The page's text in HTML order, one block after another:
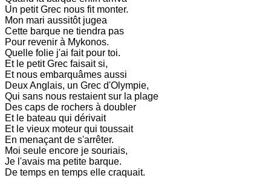
Un petit Grec nous fit monter.
Mon mari aussitôt jugea
Cette barque ne tiendra pas
Pour revenir à Mykonos.
Quelle folie j'ai fait pour toi.
Et le petit Grec faisait si,
Et nous embarquâmes aussi
Deux Anglais, un Grec d'Olympie,
Qui sans nous restaient sur la plage
Des caps de rochers à doubler
Et le bateau qui dérivait
Et le vieux moteur qui toussait
En menaçant de s'arrêter.
Moi seule encore je souriais,
Je l'avais ma petite barque.
De temps en temps elle craquait.